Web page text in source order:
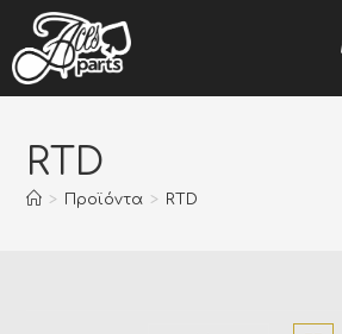
RTD
> Προϊόντα > RTD